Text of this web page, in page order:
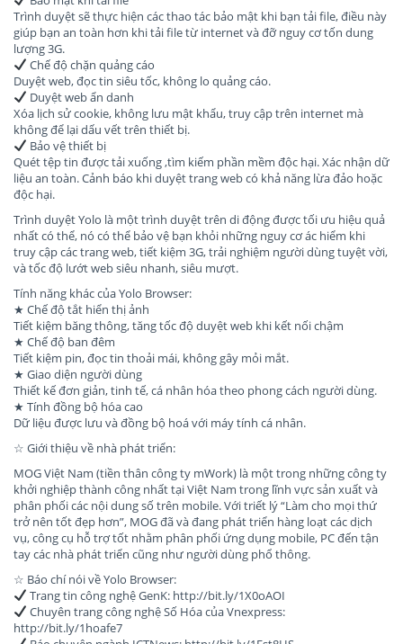
Trình duyệt sẽ thực hiện các thao tác bảo mật khi bạn tải file, điều này
giúp bạn an toàn hơn khi tải file từ internet và đỡ nguy cơ tốn dung
lượng 3G.
Chế độ chặn quảng cáo
Duyệt web, đọc tin siêu tốc, không lo quảng cáo.
Duyệt web ẩn danh
Xóa lịch sử cookie, không lưu mật khẩu, truy cập trên internet mà
không để lại dấu vết trên thiết bị.
Bảo vệ thiết bị
Quét tệp tin được tải xuống ,tìm kiếm phần mềm độc hại. Xác nhận dữ
liệu an toàn. Cảnh báo khi duyệt trang web có khả năng lừa đảo hoặc
độc hại.
Trình duyệt Yolo là một trình duyệt trên di động được tối ưu hiệu quả
nhất có thể, nó có thể bảo vệ bạn khỏi những nguy cơ ác hiểm khi
truy cập các trang web, tiết kiệm 3G, trải nghiệm người dùng tuyệt vời,
và tốc độ lướt web siêu nhanh, siêu mượt.
Tính năng khác của Yolo Browser:
★ Chế độ tắt hiển thị ảnh
Tiết kiệm băng thông, tăng tốc độ duyệt web khi kết nối chậm
★ Chế độ ban đêm
Tiết kiệm pin, đọc tin thoải mái, không gây mỏi mắt.
★ Giao diện người dùng
Thiết kế đơn giản, tinh tế, cá nhân hóa theo phong cách người dùng.
★ Tính đồng bộ hóa cao
Dữ liệu được lưu và đồng bộ hoá với máy tính cá nhân.
☆ Giới thiệu về nhà phát triển:
MOG Việt Nam (tiền thân công ty mWork) là một trong những công ty
khởi nghiệp thành công nhất tại Việt Nam trong lĩnh vực sản xuất và
phân phối các nội dung số trên mobile. Với triết lý “Làm cho mọi thứ
trở nên tốt đẹp hơn”, MOG đã và đang phát triển hàng loạt các dịch
vụ, công cụ hỗ trợ tốt nhằm phân phối ứng dụng mobile, PC đến tận
tay các nhà phát triển cũng như người dùng phổ thông.
☆ Báo chí nói về Yolo Browser:
Trang tin công nghệ GenK: http://bit.ly/1X0oAOI
Chuyên trang công nghệ Số Hóa của Vnexpress:
http://bit.ly/1hoafe7